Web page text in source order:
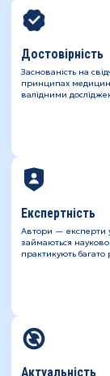
Достовірність
Заснованість на
принципах
валідними
Експертність
Автори — експерти у
займаються
практикують багато
Актуальність